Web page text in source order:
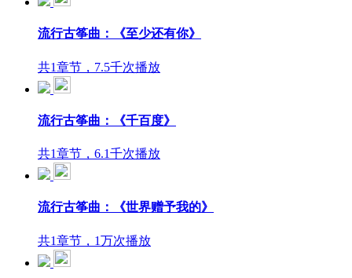
流行古筝曲：《至少还有你》
共1章节，7.5千次播放
流行古筝曲：《千百度》
共1章节，6.1千次播放
流行古筝曲：《世界赠予我的》
共1章节，1万次播放